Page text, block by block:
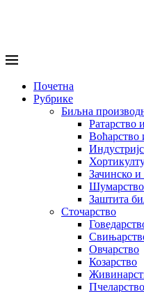
Почетна
Рубрике
Биљна
Ратарство
Воћарство
Зачинско
Шумарство
Заштита
Сточарство
Овчарство
Козарство
Пчеларство